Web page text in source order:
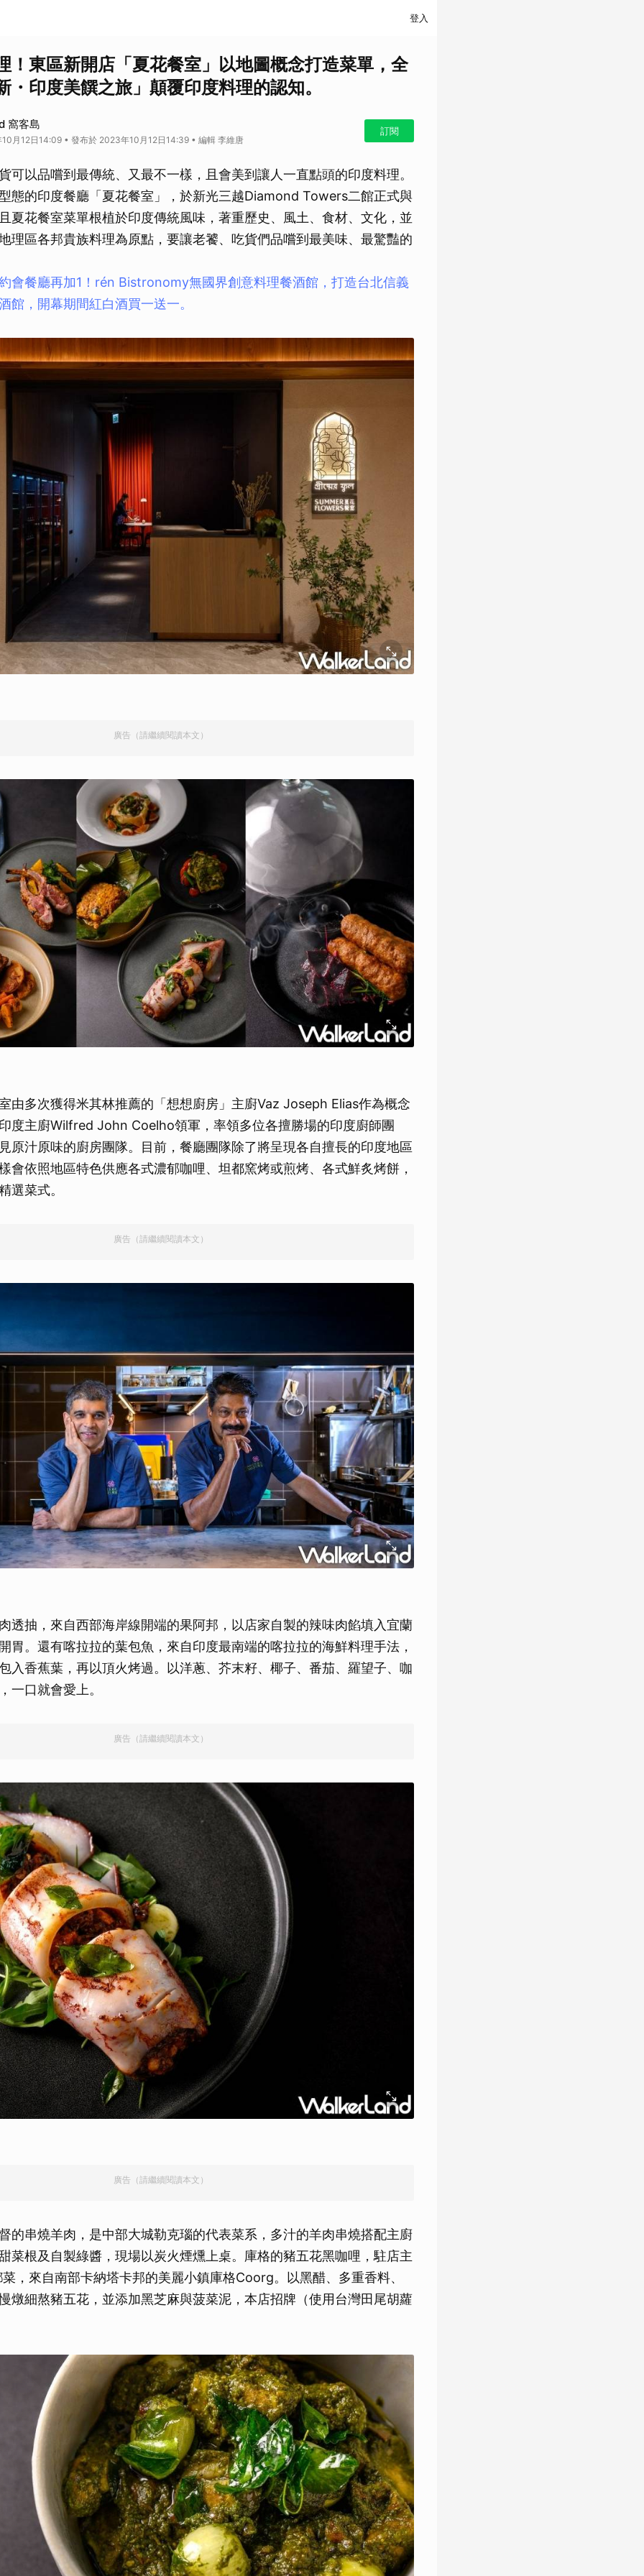
登入
！東區新開店「夏花餐室」以地圖概念打造菜單，全
・印度美饌之旅」顛覆印度料理的認知。
窩客島
月12日14:09 • 發布於 2023年10月12日14:39 • 編輯 李維唐
訂閱
可以品嚐到最傳統、又最不一樣，且會美到讓人一直點頭的印度料理。
態的印度餐廳「夏花餐室」，於新光三越Diamond Towers二館正式與
夏花餐室菜單根植於印度傳統風味，著重歷史、風土、食材、文化，並
理區各邦貴族料理為原點，要讓老饕、吃貨們品嚐到最美味、最驚豔的
會餐廳再加1！rén Bistronomy無國界創意料理餐酒館，打造台北信義
館，開幕期間紅白酒買一送一。
廣告（請繼續閱讀本文）
由多次獲得米其林推薦的「想想廚房」主廚Vaz Joseph Elias作為概念
度主廚Wilfred John Coelho領軍，率領多位各擅勝場的印度廚師團
原汁原味的廚房團隊。目前，餐廳團隊除了將呈現各自擅長的印度地區
會依照地區特色供應各式濃郁咖哩、坦都窯烤或煎烤、各式鮮炙烤餅，
選菜式。
廣告（請繼續閱讀本文）
透抽，來自西部海岸線開端的果阿邦，以店家自製的辣味肉餡填入宜蘭
胃。還有喀拉拉的葉包魚，來自印度最南端的喀拉拉的海鮮料理手法，
入香蕉葉，再以頂火烤過。以洋蔥、芥末籽、椰子、番茄、羅望子、咖
一口就會愛上。
廣告（請繼續閱讀本文）
廣告（請繼續閱讀本文）
的串燒羊肉，是中部大城勒克瑙的代表菜系，多汁的羊肉串燒搭配主廚
菜根及自製綠醬，現場以炭火煙燻上桌。庫格的豬五花黑咖哩，駐店主
，來自南部卡納塔卡邦的美麗小鎮庫格Coorg。以黑醋、多重香料、
燉細熬豬五花，並添加黑芝麻與菠菜泥，本店招牌（使用台灣田尾胡蘿
取消